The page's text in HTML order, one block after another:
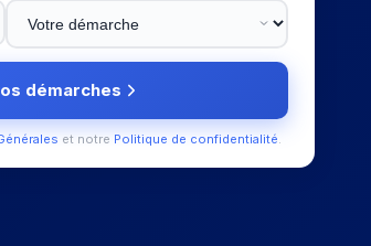
démarches
et notre Politique de confidentialité.